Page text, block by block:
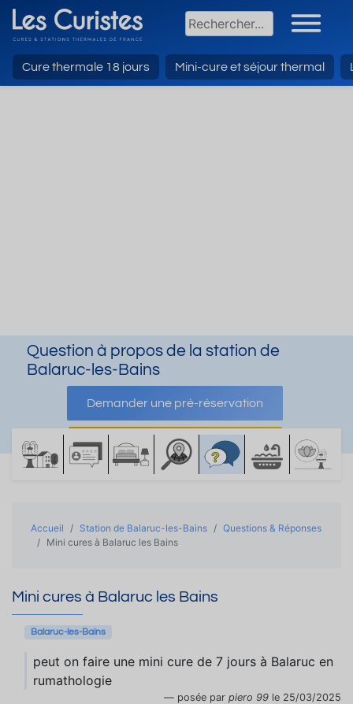
Cure thermale 18 jours Mini-cure et séjour thermal
Question à propos de la station de
Balaruc-les-Bains
Demander une pré-réservation
Demander une documentation
Accueil Station de Balaruc-les-Bains
Questions & Réponses
Mini cures à Balaruc les Bains
Mini cures à Balaruc les Bains
Balaruc-les-Bains
peut on faire une mini cure de 7 jours à Balaruc en
rumathologie
posée par piero 99 le 25/03/2025